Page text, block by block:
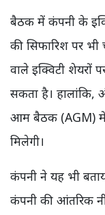
बैठक में कंपनी के
की सिफारिश पर भी
वाले इक्विटी शेयरों
सकता है। हालांकि,
आम बैठक (AGM) में
मिलेगी।
कंपनी ने यह भी
कंपनी की आंतरिक